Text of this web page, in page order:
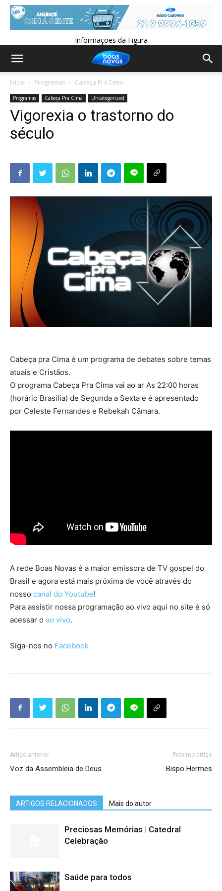
Informações da Figura
Início Programas Cabeça Pra Cima
Programas Cabeça Pra Cima Uncategorized
Vigorexia o trastorno do
século
Cabeça pra Cima é um programa de debates sobre temas
atuais e Cristãos.
O programa Cabeça Pra Cima vai ao ar As 22:00 horas
(horário Brasília) de Segunda a Sexta e é apresentado
por Celeste Fernandes e Rebekah Câmara.
A rede Boas Novas é a maior emissora de TV gospel do
Brasil e agora está mais próxima de você através do
nosso canal do Youtube!
Para assistir nossa programação ao vivo aqui no site é só
acessar o ao vivo.
Siga-nos no Facebook
Artigo anterior
Voz da Assembleia de Deus
Próximo artigo
Bispo Hermes
ARTIGOS RELACIONADOS Mais do autor
Preciosas Memórias | Catedral
Celebração
Saúde para todos